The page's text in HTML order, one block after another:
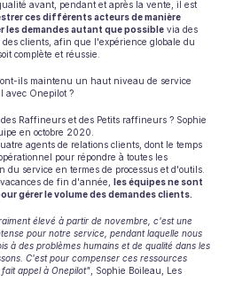
de marché
publics
agent
agent
connaissances
ces différents acteurs de manière
les demandes autant que possible via des
clients, afin que l'expérience globale du
complète et réussie.
ils maintenu un haut niveau de service
avec Onepilot ?
Raffineurs et des Petits raffineurs ? Sophie
en octobre 2020.
agents de relations clients, dont le temps
pour répondre à toutes les
du service en termes de processus et d'outils.
vacances de fin d'année, les équipes ne sont
gérer le volume des demandes clients.
élevé à partir de novembre, c'est une
pour notre service, pendant laquelle nous
à des problèmes humains et de qualité dans les
C'est pour compenser ces ressources
appel à Onepilot" , Sophie Boileau, Les